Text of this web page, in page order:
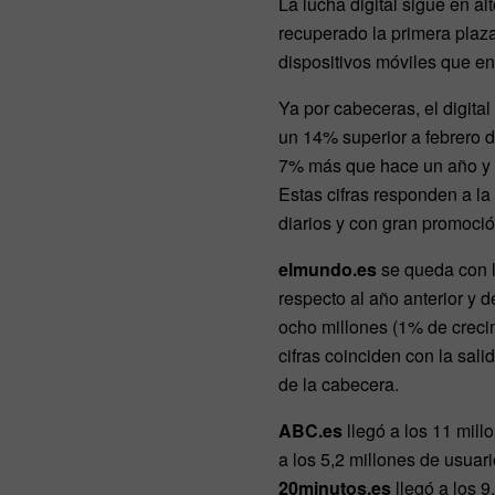
recuperado la primera
dispositivos móviles que
Ya por cabeceras, el digital
un 14% superior a febrero
7% más que hace un año
Estas cifras responden a
diarios y con gran
elmundo.es se queda con
respecto al año anterior y
ocho millones (1% de
cifras coinciden con la
de la cabecera.
ABC.es llegó a los 11
a los 5,2 millones de
20minutos.es llegó a los